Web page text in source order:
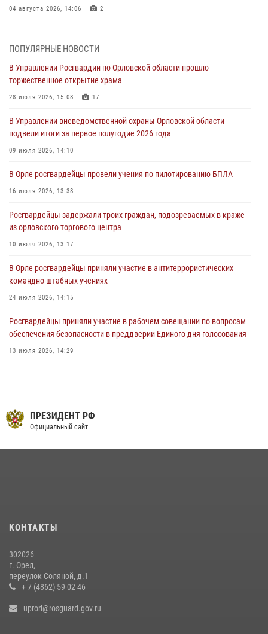
04 августа 2026, 14:06 2
предоставлении госуслуг
Росгвардейцы обеспечили безопасность во время празднования
Дня ВДВ
В Орле росгвардейцы приняли участие в учениях на избирательном
участке
Жительница Мценска сдала в Росгвардию незарегистрированное
31 июля 2026, 13:16
ПОПУЛЯРНЫЕ НОВОСТИ
В Управлении Росгвардии по Орловской области прошло
торжественное открытие храма
28 июля 2026, 15:08 17
В Управлении вневедомственной охраны Орловской области
подвели итоги за первое полугодие 2026 года
09 июля 2026, 14:10
В Орле росгвардейцы провели учения по пилотированию БПЛА
16 июля 2026, 13:38
Росгвардейцы задержали троих граждан, подозреваемых в краже
из орловского торгового центра
10 июля 2026, 13:17
В Орле росгвардейцы приняли участие в антитеррористических
командно-штабных учениях
24 июля 2026, 14:15
Росгвардейцы приняли участие в рабочем совещании по вопросам
обеспечения безопасности в преддверии Единого дня голосования
13 июля 2026, 14:29
В Орле росгвардейцы за неделю проверили два детских лагеря
15 июля 2026, 14:49
ПРЕЗИДЕНТ РФ
Официальный сайт
КОНТАКТЫ
302026
г. Орел,
переулок Соляной, д.1
+ 7 (4862) 59-02-46
uprorl@rosguard.gov.ru